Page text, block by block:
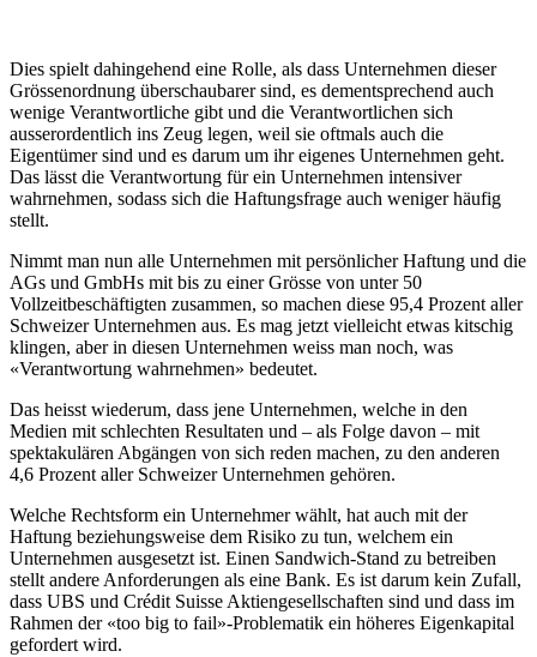
Dies spielt dahingehend eine Rolle, als dass Unternehmen dieser
Grössenordnung überschaubarer sind, es dementsprechend auch
wenige Verantwortliche gibt und die Verantwortlichen sich
ausserordentlich ins Zeug legen, weil sie oftmals auch die
Eigentümer sind und es darum um ihr eigenes Unternehmen geht.
Das lässt die Verantwortung für ein Unternehmen intensiver
wahrnehmen, sodass sich die Haftungsfrage auch weniger häufig
stellt.
Nimmt man nun alle Unternehmen mit persönlicher Haftung und die
AGs und GmbHs mit bis zu einer Grösse von unter 50
Vollzeitbeschäftigten zusammen, so machen diese 95,4 Prozent aller
Schweizer Unternehmen aus. Es mag jetzt vielleicht etwas kitschig
klingen, aber in diesen Unternehmen weiss man noch, was
«Verantwortung wahrnehmen» bedeutet.
Das heisst wiederum, dass jene Unternehmen, welche in den
Medien mit schlechten Resultaten und – als Folge davon – mit
spektakulären Abgängen von sich reden machen, zu den anderen
4,6 Prozent aller Schweizer Unternehmen gehören.
Welche Rechtsform ein Unternehmer wählt, hat auch mit der
Haftung beziehungsweise dem Risiko zu tun, welchem ein
Unternehmen ausgesetzt ist. Einen Sandwich-Stand zu betreiben
stellt andere Anforderungen als eine Bank. Es ist darum kein Zufall,
dass UBS und Crédit Suisse Aktiengesellschaften sind und dass im
Rahmen der «too big to fail»-Problematik ein höheres Eigenkapital
gefordert wird.